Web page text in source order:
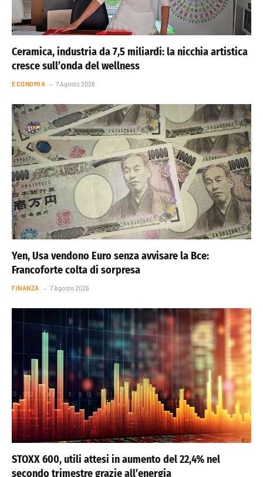
Ceramica, industria da 7,5 miliardi: la nicchia artistica
cresce sull’onda del wellness
ECONOMIA 7 Agosto 2026
Yen, Usa vendono Euro senza avvisare la Bce:
Francoforte colta di sorpresa
FINANZA 7 Agosto 2026
STOXX 600, utili attesi in aumento del 22,4% nel
secondo trimestre grazie all’energia